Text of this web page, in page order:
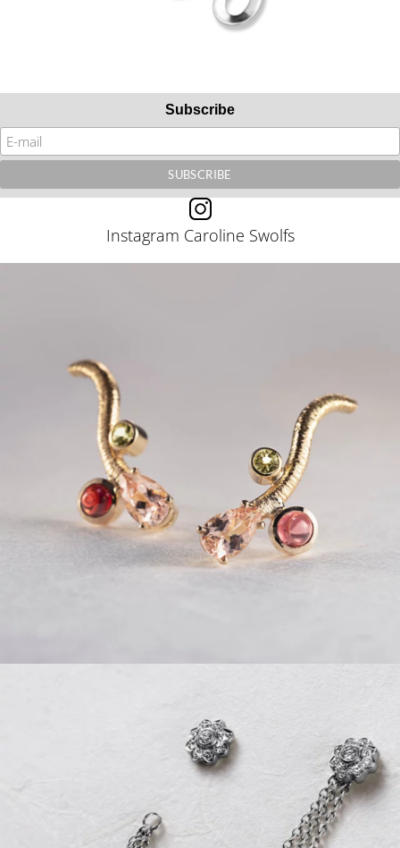
Subscribe
Instagram Caroline Swolfs